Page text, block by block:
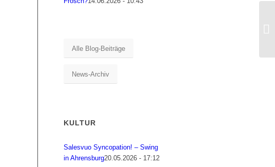
Alle Blog-Beiträge
News-Archiv
KULTUR
Salesvuo Syncopation! – Swing
in Ahrensburg20.05.2026 - 17:12